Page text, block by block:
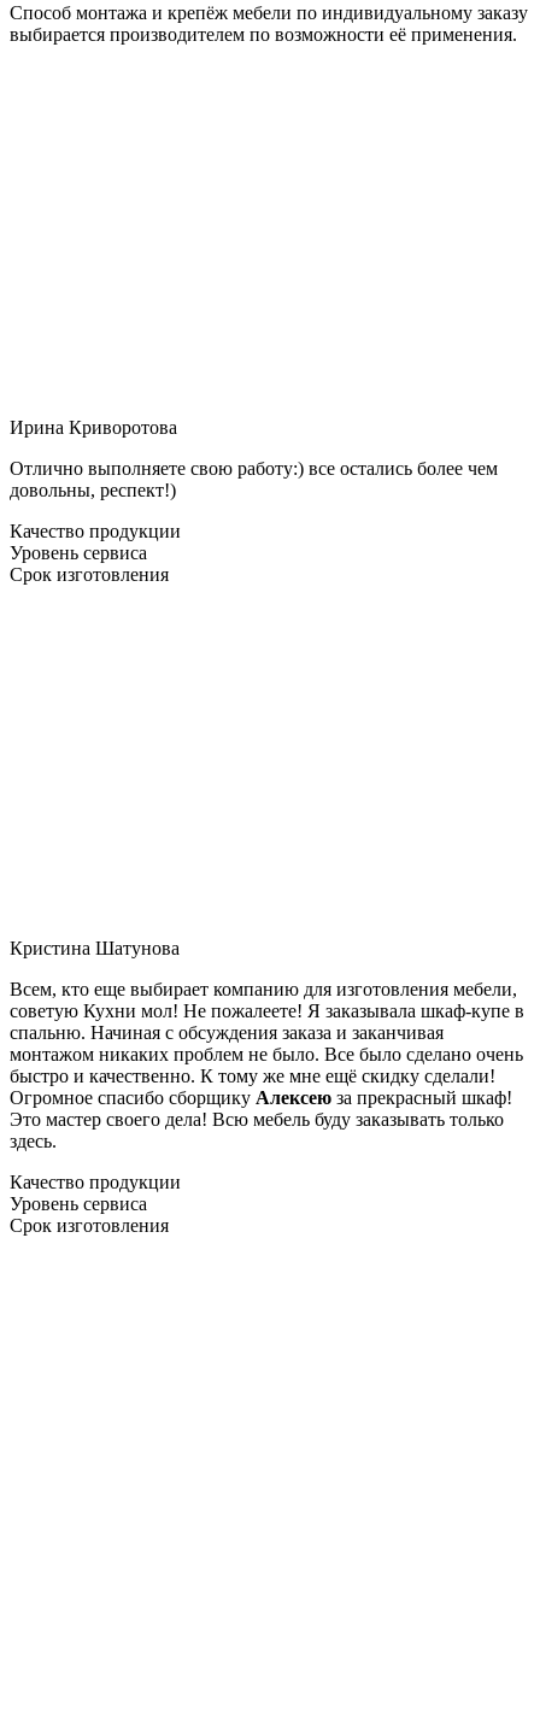
Способ монтажа и крепёж мебели по индивидуальному заказу
выбирается производителем по возможности её применения.
Ирина Криворотова
Отлично выполняете свою работу:) все остались более чем
довольны, респект!)
Качество продукции
Уровень сервиса
Срок изготовления
Кристина Шатунова
Всем, кто еще выбирает компанию для изготовления мебели,
советую Кухни мол! Не пожалеете! Я заказывала шкаф-купе в
спальню. Начиная с обсуждения заказа и заканчивая
монтажом никаких проблем не было. Все было сделано очень
быстро и качественно. К тому же мне ещё скидку сделали!
Огромное спасибо сборщику Алексею за прекрасный шкаф!
Это мастер своего дела! Всю мебель буду заказывать только
здесь.
Качество продукции
Уровень сервиса
Срок изготовления